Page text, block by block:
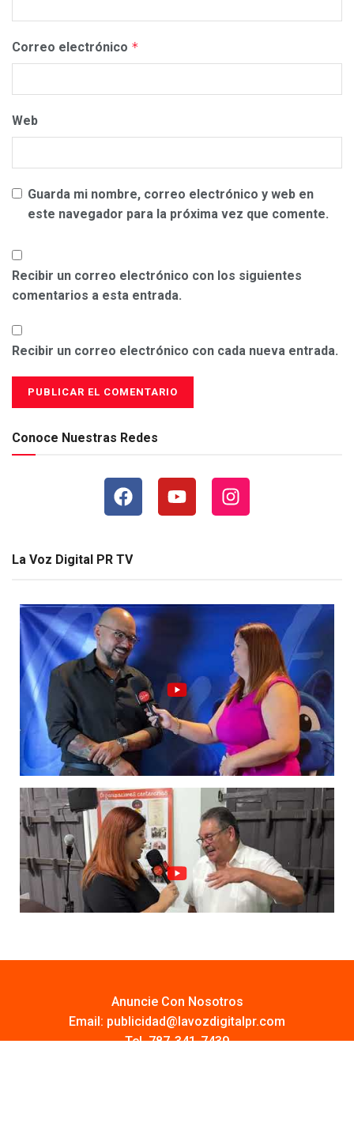
Correo electrónico *
Web
Guarda mi nombre, correo electrónico y web en
este navegador para la próxima vez que comente.
Recibir un correo electrónico con los siguientes
comentarios a esta entrada.
Recibir un correo electrónico con cada nueva entrada.
Conoce Nuestras Redes
La Voz Digital PR TV
Anuncie Con Nosotros
Email: publicidad@lavozdigitalpr.com
Tel. 787-341-7439